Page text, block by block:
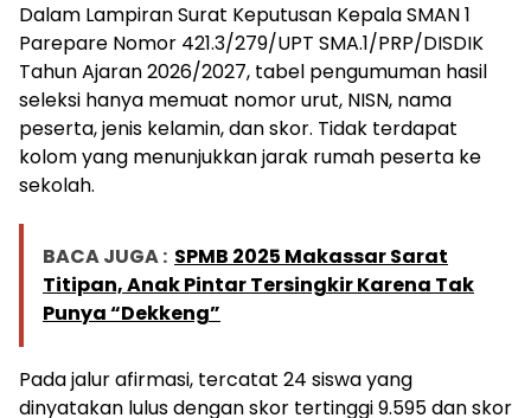
Dalam Lampiran Surat Keputusan Kepala SMAN 1
Parepare Nomor 421.3/279/UPT SMA.1/PRP/DISDIK
Tahun Ajaran 2026/2027, tabel pengumuman hasil
seleksi hanya memuat nomor urut, NISN, nama
peserta, jenis kelamin, dan skor. Tidak terdapat
kolom yang menunjukkan jarak rumah peserta ke
sekolah.
BACA JUGA : SPMB 2025 Makassar Sarat
Titipan, Anak Pintar Tersingkir Karena Tak
Punya “Dekkeng”
Pada jalur afirmasi, tercatat 24 siswa yang
dinyatakan lulus dengan skor tertinggi 9.595 dan skor